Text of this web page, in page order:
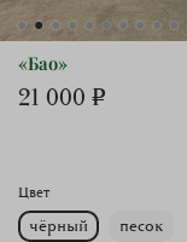
«Бао»
21 000 ₽
Цвет
чёрный песок